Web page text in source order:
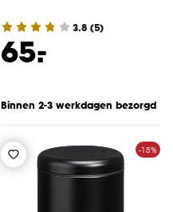
3.8 (5)
65.
-
Binnen 2-3 werkdagen bezorgd
-15%